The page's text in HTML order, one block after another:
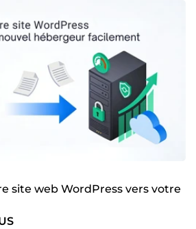
site web WordPress vers votre